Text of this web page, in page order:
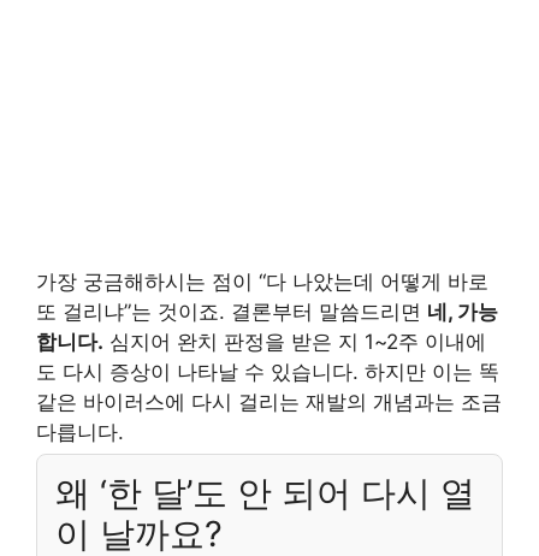
가장 궁금해하시는 점이 “다 나았는데 어떻게 바로
또 걸리냐”는 것이죠. 결론부터 말씀드리면 네, 가능
합니다. 심지어 완치 판정을 받은 지 1~2주 이내에
도 다시 증상이 나타날 수 있습니다. 하지만 이는 똑
같은 바이러스에 다시 걸리는 재발의 개념과는 조금
다릅니다.
왜 ‘한 달’도 안 되어 다시 열
이 날까요?